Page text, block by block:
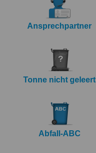
Ansprechpartner
Tonne nicht geleert
Abfall-ABC